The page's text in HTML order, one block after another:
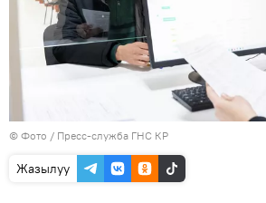
© Фото / Пресс-служба ГНС КР
Жазылуу